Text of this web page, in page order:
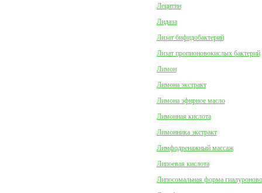
Лецитин
Лидаза
Лизат бифидобактерий
Лизат пропионовокислых бактерий
Лимон
Лимона экстракт
Лимона эфирное масло
Лимонная кислота
Лимонника экстракт
Лимфодренажный массаж
Липоевая кислота
Липосомальная форма